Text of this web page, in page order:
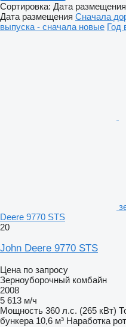
Сортировка: Дата размещения
Дата размещения Сначала
выпуска - сначала новые Год
Deere 9770 STS
20
John Deere 9770 STS
Цена по запросу
Зерноуборочный комбайн
2008
5 613 м/ч
Мощность 360 л.с. (265 кВт)
бункера 10,6 м³ Наработка